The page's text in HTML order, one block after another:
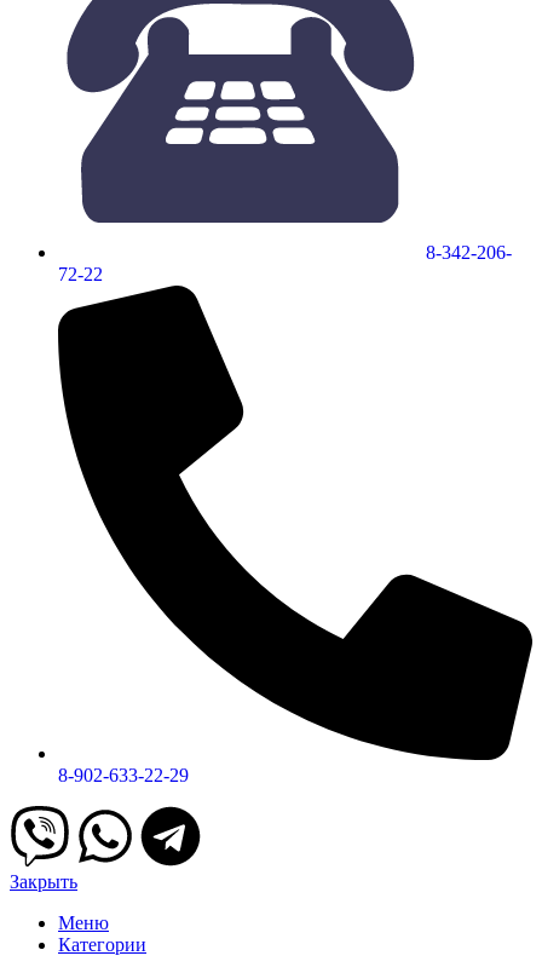
8-342-206-
72-22
8-902-633-22-29
Закрыть
Меню
Категории